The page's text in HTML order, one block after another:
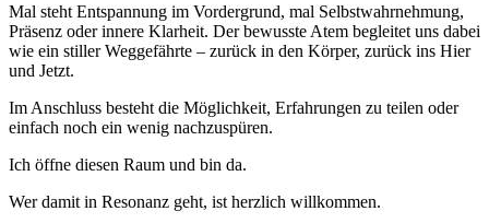
Mal steht Entspannung im Vordergrund, mal Selbstwahrnehmung,
Präsenz oder innere Klarheit. Der bewusste Atem begleitet uns dabei
wie ein stiller Weggefährte – zurück in den Körper, zurück ins Hier
und Jetzt.
Im Anschluss besteht die Möglichkeit, Erfahrungen zu teilen oder
einfach noch ein wenig nachzuspüren.
Ich öffne diesen Raum und bin da.
Wer damit in Resonanz geht, ist herzlich willkommen.